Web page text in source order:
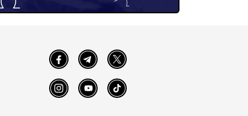
FacebookTelegram Twitter
InstagramYouTube TikTok